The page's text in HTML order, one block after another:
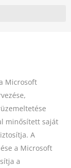
Microsoft
minősített saját
A
a Microsoft
a